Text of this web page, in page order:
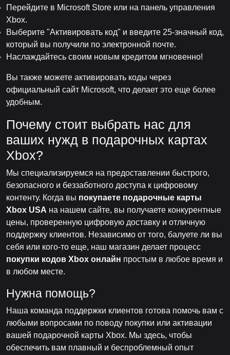
Перейдите в Microsoft Store или на панель управления
Xbox.
Выберите "Активировать код" и введите 25-значный код,
который вы получили по электронной почте.
Наслаждайтесь своим новым кредитом мгновенно!
Вы также можете активировать коды через
официальный сайт Microsoft, что делает это еще более
удобным.
Почему стоит выбрать нас для
ваших нужд в подарочных картах
Xbox?
Мы специализируемся на предоставлении быстрого,
безопасного и беззаботного доступа к цифровому
контенту. Когда вы покупаете подарочные карты
Xbox USA на нашем сайте, вы получаете конкурентные
цены, проверенную цифровую доставку и отличную
поддержку клиентов. Независимо от того, балуете ли вы
себя или кого-то еще, наш магазин делает процесс
покупки кодов Xbox онлайн простым в любое время и
в любом месте.
Нужна помощь?
Наша команда поддержки клиентов готова помочь вам с
любыми вопросами по поводу покупки или активации
вашей подарочной карты Xbox. Мы здесь, чтобы
обеспечить вам плавный и беспроблемный опыт